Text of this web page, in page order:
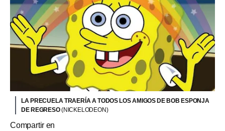
LA PRECUELA TRAERÍA A TODOS LOS AMIGOS DE BOB ESPONJA
DE REGRESO(NICKELODEON)
Compartir en